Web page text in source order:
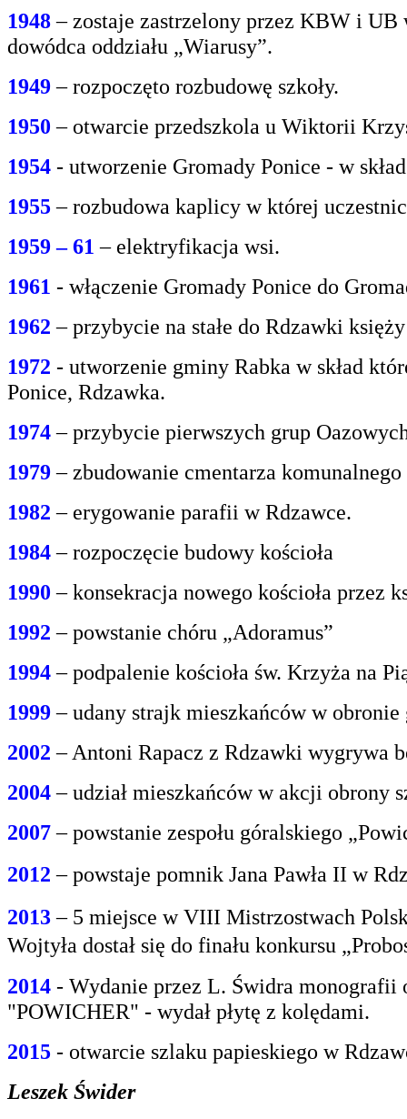
1948– zostaje zastrzelony przez KBW i
dowódca oddziału „Wiarusy”.
1949 – rozpoczęto rozbudowę szkoły.
1950 – otwarcie przedszkola u Wiktorii
1954 - utworzenie Gromady Ponice - w
1955 – rozbudowa kaplicy w której
1959 – 61 – elektryfikacja wsi.
1961 - włączenie Gromady Ponice do
1962 – przybycie na stałe do Rdzawki
1972 - utworzenie gminy Rabka w skład
Ponice, Rdzawka.
1974 – przybycie pierwszych grup
1979– zbudowanie cmentarza
1982 – erygowanie parafii w Rdzawce.
1984– rozpoczęcie budowy kościoła
1990 – konsekracja nowego kościoła przez
1992 – powstanie chóru „Adoramus”
1994– podpalenie kościoła św. Krzyża na
1999– udany strajk mieszkańców w
2002 – Antoni Rapacz z Rdzawki wygrywa
2004– udział mieszkańców w akcji obrony
2007– powstanie zespołu góralskiego
2012 – powstaje pomnik Jana Pawła II w
2013– 5 miejsce w VIII Mistrzostwach
Wojtyła dostał się do finału konkursu
2014 - Wydanie przez L. Świdra monografii
"POWICHER" - wydał płytę z kolędami.
2015 - otwarcie szlaku papieskiego w
Leszek Świder